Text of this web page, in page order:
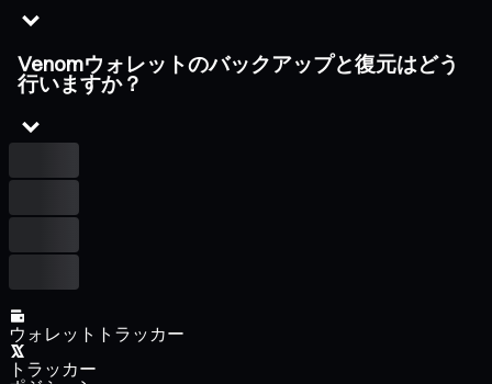
Venomウォレットのバックアップと復元はどう
行いますか？
ウォレットトラッカー
トラッカー